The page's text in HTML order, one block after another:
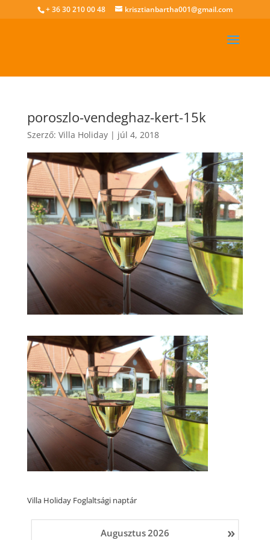
+ 36 30 210 00 48 krisztianbartha001@gmail.com
poroszlo-vendeghaz-kert-15k
Szerző: Villa Holiday| júl 4, 2018
Villa Holiday Foglaltsági naptár
»
Augusztus2026